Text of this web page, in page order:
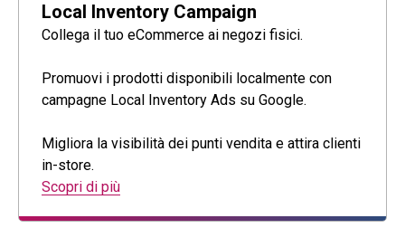
Local Inventory Campaign
Collega il tuo eCommerce ai negozi fisici.
Promuovi i prodotti disponibili localmente con
campagne Local Inventory Ads su Google.
Migliora la visibilità dei punti vendita e attira clienti
in-store.
Scopri di più